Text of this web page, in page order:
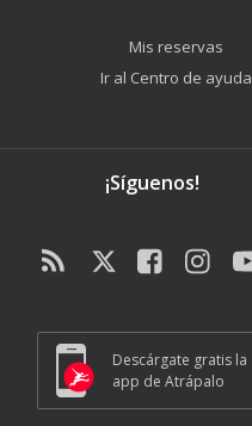
Mis reservas
Ir al Centro de ayuda
¡Síguenos!
Descárgate gratis la
app de Atrápalo